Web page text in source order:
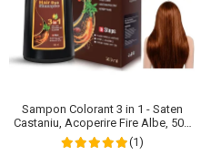
Sampon Colorant 3 in 1 - Saten
Castaniu, Acoperire Fire Albe, 500
ml
(1)